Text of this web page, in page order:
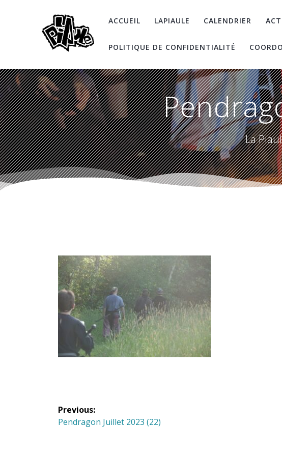
ACCUEIL LAPIAULE CALENDRIER
POLITIQUE DE CONFIDENTIALITÉ
La
Navigation
de
Previous:
Previous
Pendragon Juillet 2023 (22)